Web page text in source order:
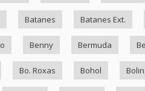
Batanes Batanes Ext.
Benny Bermuda
Bo. Roxas Bohol